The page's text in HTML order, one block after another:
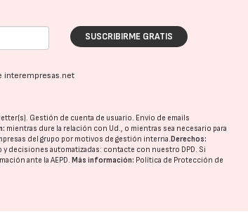
SUSCRIBIRME GRATIS
interempresas.net
Gestión de cuenta de usuario. Envío de emails
mientras dure la relación con Ud., o mientras sea necesario para
del grupo por motivos de gestión interna.Derechos:
decisiones automatizadas: contacte con nuestro DPD. Si
ante laAEPD.Más información: Política de Protección de